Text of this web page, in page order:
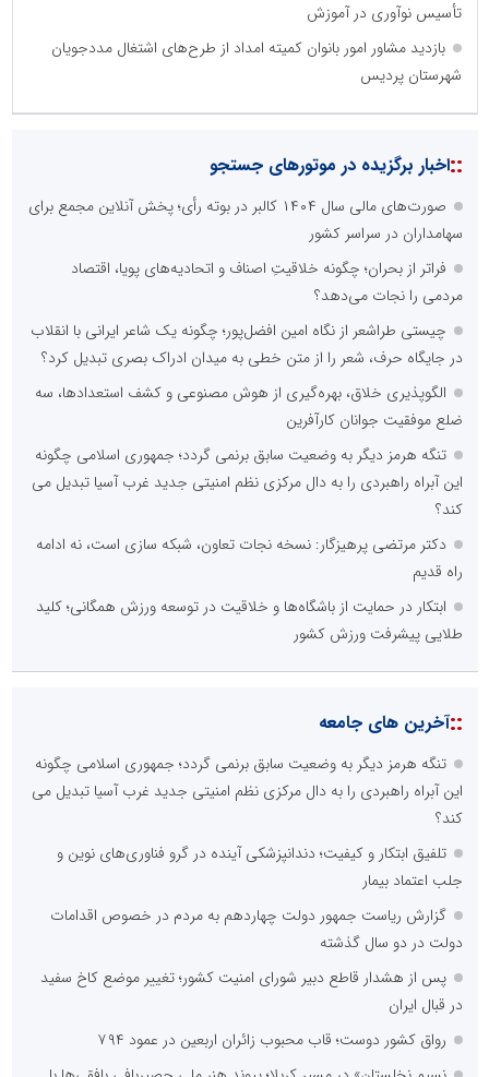
تأسیس نوآوری در آموزش
بازدید مشاور امور بانوان کمیته امداد از طرح‌های اشتغال مددجویان
شهرستان پردیس
::اخبار برگزیده در موتورهای جستجو
صورت‌های مالی سال ۱۴۰۴ کالبر در بوته رأی؛ پخش آنلاین مجمع برای
سهامداران در سراسر کشور
فراتر از بحران؛ چگونه خلاقیتِ اصناف و اتحادیه‌های پویا، اقتصاد
مردمی را نجات می‌دهد؟
چیستی طراشعر از نگاه امین افضل‌پور؛ چگونه یک شاعر ایرانی با انقلاب
در جایگاه حرف، شعر را از متن خطی به میدان ادراک بصری تبدیل کرد؟
الگوپذیری خلاق، بهره‌گیری از هوش مصنوعی و کشف استعدادها، سه
ضلع موفقیت جوانان کارآفرین
تنگه هرمز دیگر به وضعیت سابق برنمی گردد؛ جمهوری اسلامی چگونه
این آبراه راهبردی را به دال مرکزی نظم امنیتی جدید غرب آسیا تبدیل می
کند؟
دکتر مرتضی پرهیزگار: نسخه نجات تعاون، شبکه سازی است، نه ادامه
راه قدیم
ابتکار در حمایت از باشگاه‌ها و خلاقیت در توسعه ورزش همگانی؛ کلید
طلایی پیشرفت ورزش کشور
::آخرین های جامعه
تنگه هرمز دیگر به وضعیت سابق برنمی گردد؛ جمهوری اسلامی چگونه
این آبراه راهبردی را به دال مرکزی نظم امنیتی جدید غرب آسیا تبدیل می
کند؟
تلفیق ابتکار و کیفیت؛ دندانپزشکی آینده در گرو فناوری‌های نوین و
جلب اعتماد بیمار
گزارش ریاست جمهور دولت چهاردهم به مردم در خصوص اقدامات
دولت در دو سال گذشته
پس از هشدار قاطع دبیر شورای امنیت کشور؛ تغییر موضع کاخ سفید
در قبال ایران
رواق کشور دوست؛ قاب محبوب زائران اربعین در عمود ۷۹۴